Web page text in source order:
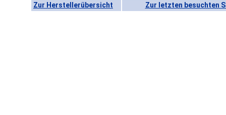
Zur Herstellerübersicht Zur letzten besuchten